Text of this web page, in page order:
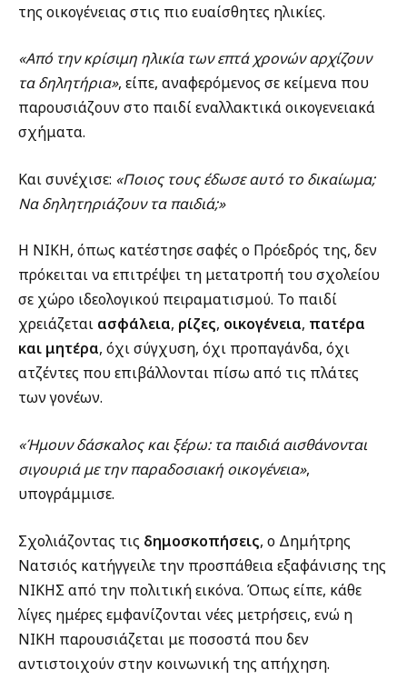
της οικογένειας στις πιο ευαίσθητες ηλικίες.
«Από την κρίσιμη ηλικία των επτά χρονών αρχίζουν
τα δηλητήρια», είπε, αναφερόμενος σε κείμενα που
παρουσιάζουν στο παιδί εναλλακτικά οικογενειακά
σχήματα.
Και συνέχισε: «Ποιος τους έδωσε αυτό το δικαίωμα;
Να δηλητηριάζουν τα παιδιά;»
Η ΝΙΚΗ, όπως κατέστησε σαφές ο Πρόεδρός της, δεν
πρόκειται να επιτρέψει τη μετατροπή του σχολείου
σε χώρο ιδεολογικού πειραματισμού. Το παιδί
χρειάζεται ασφάλεια, ρίζες, οικογένεια, πατέρα
και μητέρα, όχι σύγχυση, όχι προπαγάνδα, όχι
ατζέντες που επιβάλλονται πίσω από τις πλάτες
των γονέων.
«Ήμουν δάσκαλος και ξέρω: τα παιδιά αισθάνονται
σιγουριά με την παραδοσιακή οικογένεια»,
υπογράμμισε.
Σχολιάζοντας τις δημοσκοπήσεις, ο Δημήτρης
Νατσιός κατήγγειλε την προσπάθεια εξαφάνισης της
ΝΙΚΗΣ από την πολιτική εικόνα. Όπως είπε, κάθε
λίγες ημέρες εμφανίζονται νέες μετρήσεις, ενώ η
ΝΙΚΗ παρουσιάζεται με ποσοστά που δεν
αντιστοιχούν στην κοινωνική της απήχηση.